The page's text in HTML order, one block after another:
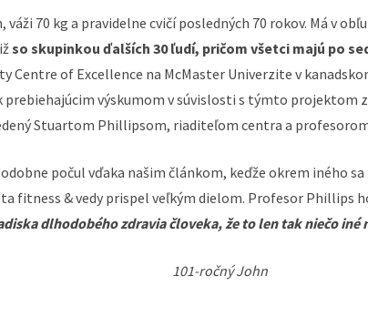
váži 70 kg a pravidelne cvičí posledných 70 rokov. Má v
so skupinkou ďalších 30 ľudí, pričom všetci majú po
Centre of Excellence na McMaster Univerzite v
prebiehajúcim výskumom v súvislosti s týmto projektom
Stuartom Phillipsom, riaditeľom centra a
počul vďaka našim článkom, keďže okrem iného
fitness & vedy prispel veľkým dielom. Profesor Phillips
dlhodobého zdravia človeka, že to len tak niečo iné
101-ročný John